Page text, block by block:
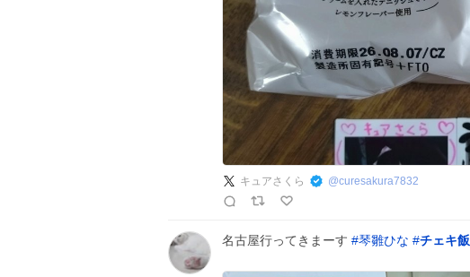
キュアさくら @curesakura7832
名古屋行ってきまーす #琴雛ひな #チェキ飯